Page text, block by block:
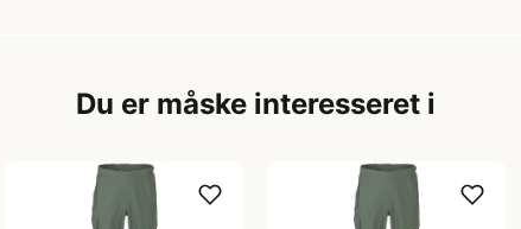
Du er måske interesseret i